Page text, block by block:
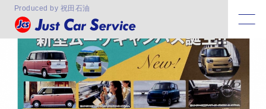
Produced by 祝田石油
タグ:セオリー
2022.07.30
新型ムーヴキャンバス発表フェア開催します！